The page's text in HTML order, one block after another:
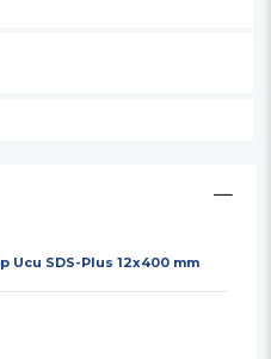
Ucu SDS-Plus 12x400 mm